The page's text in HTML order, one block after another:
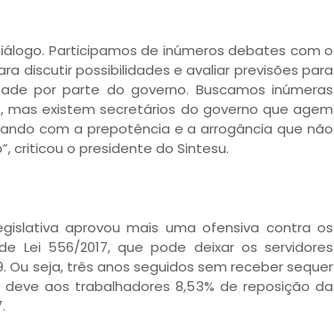
Participamos de inúmeros debates com o
discutir possibilidades e avaliar previsões para
por parte do governo. Buscamos inúmeras
mas existem secretários do governo que agem
com a prepotência e a arrogância que não
criticou o presidente do Sintesu.
aprovou mais uma ofensiva contra os
Lei 556/2017, que pode deixar os servidores
Ou seja, três anos seguidos sem receber sequer
aos trabalhadores 8,53% de reposição da